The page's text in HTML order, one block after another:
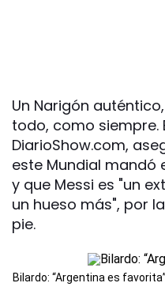
Un Narigón
todo, como siempre.
DiarioShow.com,
este Mundial mandó
y que Messi es "un
un hueso más", por
pie.
Bilardo: “Argentina es favorita”